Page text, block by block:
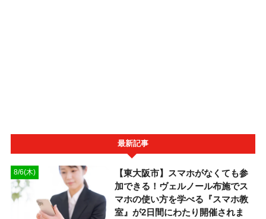
最新記事
8/6(木)
【東大阪市】スマホがなくても参
加できる！ヴェルノール布施でス
マホの使い方を学べる『スマホ教
室』が2日間にわたり開催されま